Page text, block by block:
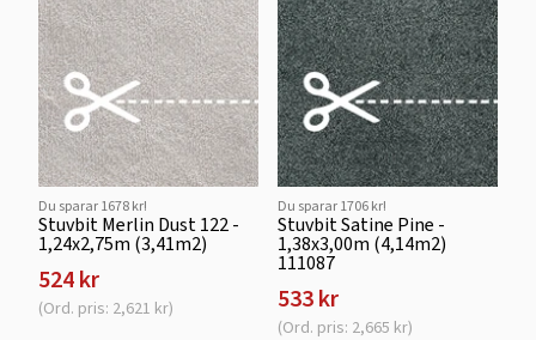
Du sparar 1678 kr!
Stuvbit Merlin Dust 122 -
1,24x2,75m (3,41m2)
524 kr
(Ord. pris: 2,621 kr)
Du sparar 1706 kr!
Stuvbit Satine Pine -
1,38x3,00m (4,14m2)
111087
533 kr
(Ord. pris: 2,665 kr)